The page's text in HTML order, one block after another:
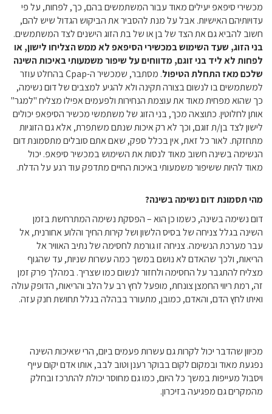
מכשירי סיפאפ יעילים מאוד עבור המשתמשים בהם, כך, לפחות, על פי
עדויותיהם האישיות. אבל על מנת להסביר את הביקוש הגדול שיש להם,
חשוב להביא גם את הצד של בן או של בת הזוג הישנים לצד המשתמשים.
בני הזוג, שעד השימוש במכשירי הסיפאפ לא ממש הצליחו לישון, או
לפחות לא ליד בני זוגם, מדווחים על שיפור משמעותי באיכות השינה
שלכם מאז התחלת הטיפול
. מסתבר, שמכשיר ה-Cpap בהחלט עוזר
למשתמשים בו לנשום בצורה תקינה ולא להגיע למצבים של דום נשימה,
כך שהוא מפחית מאוד את עוצמת הנחירות ולפעמים אפילו מצליח "למגר"
אותן לחלוטין. כתוצאה מכך, בני הזוג של משתמשי מכשיר הסיפאפ יכולים
לישון לצד בן/ת זוגם, וכך לא רק איכות שנתם משתפרת, אלא גם הזוגיות
מתחזקת. לאור כל זאת, אין בכלל ספק, שאם אתם סובלים מתסמונת דום
הנשימה בשינה חשוב מאוד לנסות את השימוש במכשיר סיפאפ. יכול
מאוד להיות ששיפור משמעותי באיכות החיים מתדפק עוד רגע על הדלת.
מהי תסמונת דום נשימה בשינה?
דום נשימה בשינה, כשמו כן הוא – הפסקת נשימה המתרחשת בזמן
השינה בגלל צניחה של בסיס הלשון ושל קירות החיך והלוע אחורנית, אל
עבר מערכת הנשימה. צניחה זו גורמת לחסימה של נתיב האוויר אל
הריאות, ולכך שהאדם לא נושם במשך כמה עשרות שניות, עד שהגוף
מצליח להתגבר על החסימה ולחזור לנשום כמו שצריך. במהלך פרק זמן
זה, רמת ריווי החמצן צונחת, מופעל לחץ רב על הלב והריאות, הדופק עולה
ואיתו לחץ הדם, והאדם, כמובן, מתעורר בבהלה בגלל תחושת חנק עזה.
מכיוון שהדבר יכול לקרות גם עשרות פעמים ביום, הרי שאיכות השינה
נפגעת מאוד ובמקום לקום בבוקר רענן וטוב לבב, אותו אדם יקום עייף
ויסבול מעייפות במשך כל היום, כמו גם מחוסר יכולת להתרכז ובחלק
מהמקרים גם מפגיעה בזיכרון.